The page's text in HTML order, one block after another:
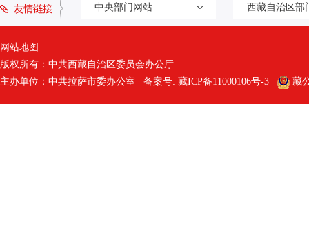
中央部门网站 西藏自治区部
网站地图
版权所有：中共西藏自治区委员会办公厅
主办单位：中共拉萨市委办公室 备案号: 藏ICP备11000106号-3 藏